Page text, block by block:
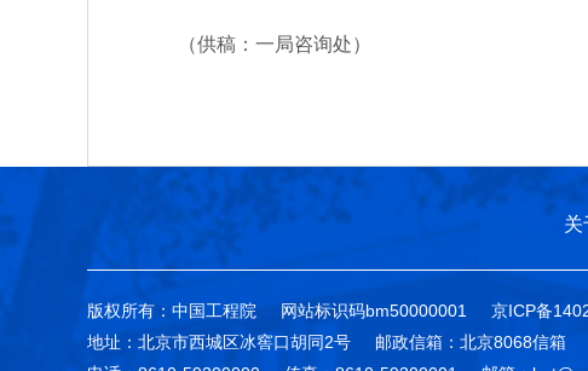
（供稿：一局咨询处）
关
版权所有：中国工程院 网站标识码bm50000001 京ICP备
地址：北京市西城区冰窖口胡同2号
邮政信箱：北京8068信箱